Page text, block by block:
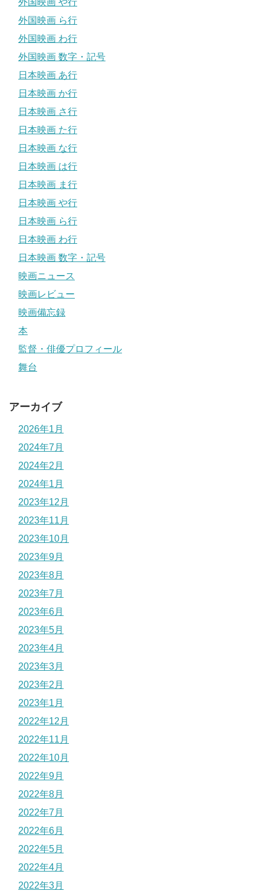
外国映画 ら行
外国映画 わ行
外国映画 数字・記号
日本映画 あ行
日本映画 か行
日本映画 さ行
日本映画 た行
日本映画 な行
日本映画 は行
日本映画 ま行
日本映画 や行
日本映画 ら行
日本映画 わ行
日本映画 数字・記号
映画ニュース
映画レビュー
映画備忘録
本
監督・俳優プロフィール
舞台
アーカイブ
2026年1月
2024年7月
2024年2月
2024年1月
2023年12月
2023年11月
2023年10月
2023年9月
2023年8月
2023年7月
2023年6月
2023年5月
2023年4月
2023年3月
2023年2月
2023年1月
2022年12月
2022年11月
2022年10月
2022年9月
2022年8月
2022年7月
2022年6月
2022年5月
2022年4月
2022年3月